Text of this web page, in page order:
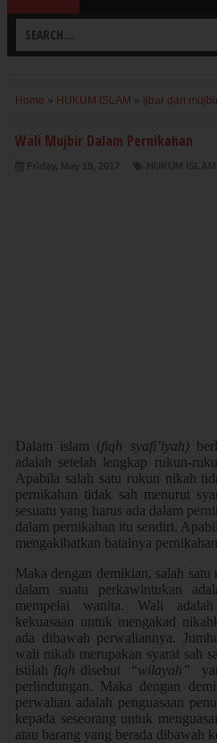
Home » HUKUM ISLAM » ijbar dan
Wali Mujbir Dalam Pernikahan
Dalam islam (fiqh syafi’iyah)
adalah setelah lengkap rukun-
Apabila salah satu rukun nikah
pernikahan tidak sah menurut
sesuatu yang harus ada dalam
dalam pernikahan itu sendiri.
mengakibatkan batalnya
Maka dengan demikian, salah
dalam suatu perkawintukan
mempelai wanita. Wali
kekuasaan untuk mengakad
ada dibawah perwaliannya.
wali nikah merupakan syarat sah
istilah fiqh disebut “wilayah”
perlindungan. Maka dengan
perwalian adalah penguasaan
kepada seseorang untuk
atau barang yang berada dibawah